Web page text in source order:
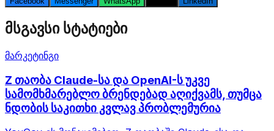
მსგავსი სტატიები
მარკეტინგი
Z თაობა Claude-სა და OpenAI-ს უკვე
სამომხმარებლო ბრენდებად აღიქვამს, თუმცა
ნდობის საკითხი კვლავ პრობლემურია